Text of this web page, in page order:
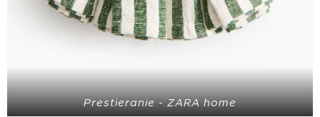
Prestieranie - ZARA home